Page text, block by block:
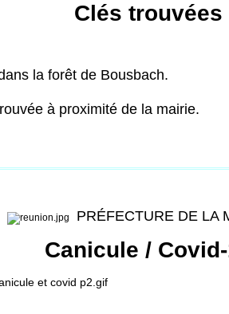
Clés trouvées
la forêt de Bousbach.
à proximité de la mairie.
PRÉFECTURE DE LA
Canicule /